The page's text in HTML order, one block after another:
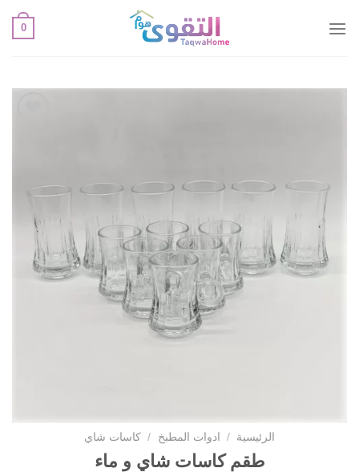
0
الإعجابات
الرئيسية / ادوات المطبخ / كاسات شاي
طقم كاسات شاي و ماء